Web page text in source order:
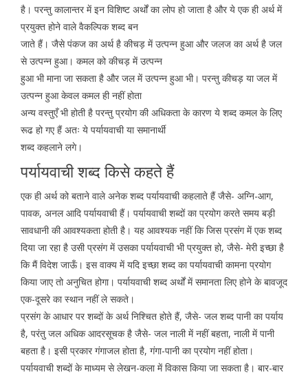
है। परन्तु कालान्तर में इन विशिष्ट अर्थों का लोप हो जाता है और ये एक ही अर्थ में
प्रयुक्त होने वाले वैकल्पिक शब्द बन
जाते हैं। जैसे पंकज का अर्थ है कीचड़ में उत्पन्न हुआ और जलज का अर्थ है जल
से उत्पन्न हुआ। कमल को कीचड़ में उत्पन्न
हुआ भी माना जा सकता है और जल में उत्पन्न हुआ भी। परन्तु कीचड़ या जल में
उत्पन्न हुआ केवल कमल ही नहीं होता
अन्य वस्तुएँ भी होती है परन्तु प्रयोग की अधिकता के कारण ये शब्द कमल के लिए
रूढ हो गए हैं अतः ये पर्यायवाची या समानार्थी
शब्द कहलाने लगे।
पर्यायवाची शब्द किसे कहते हैं
एक ही अर्थ को बताने वाले अनेक शब्द पर्यायवाची कहलाते हैं जैसे- अग्नि-आग,
पावक, अनल आदि पर्यायवाची हैं। पर्यायवाची शब्दों का प्रयोग करते समय बड़ी
सावधानी की आवश्यकता होती है। यह आवश्यक नहीं कि जिस प्रसंग में एक शब्द
दिया जा रहा है उसी प्रसंग में उसका पर्यायवाची भी प्रयुक्त हो, जैसे- मेरी इच्छा है
कि मैं विदेश जाऊँ। इस वाक्य में यदि इच्छा शब्द का पर्यायवाची कामना प्रयोग
किया जाए तो अनुचित होगा। पर्यायवाची शब्द अर्थों में समानता लिए होने के बावजूद
एक-दूसरे का स्थान नहीं ले सकते।
प्रसंग के आधार पर शब्दों के अर्थ निश्चित होते हैं, जैसे- जल शब्द पानी का पर्याय
है, परंतु जल अधिक आदरसूचक है जैसे- जल नाली में नहीं बहता, नाली में पानी
बहता है। इसी प्रकार गंगाजल होता है, गंगा-पानी का प्रयोग नहीं होता।
पर्यायवाची शब्दों के माध्यम से लेखन-कला में विकास किया जा सकता है। बार-बार